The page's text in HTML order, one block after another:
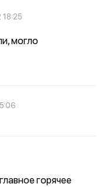
18:25
могло
горячее